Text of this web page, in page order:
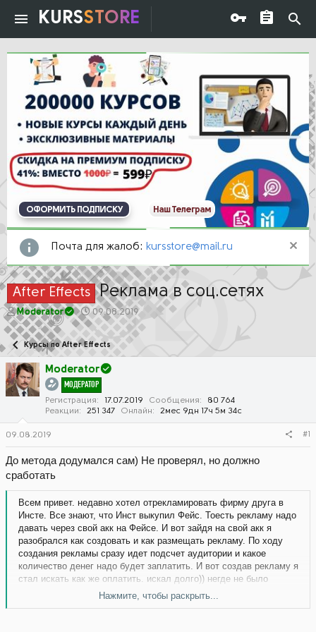
KURSSTORE
ОФОРМИТЬ ПОДПИСКУ Наш Телеграм
Почта для жалоб: kursstore@mail.ru
After Effects Реклама в соц.сетях
А
в
т
о
р
т
е
Moderator
Д
а
а
а
ч
а
л
а
09.08.2019
Курсы по After Effects
Moderator
МОДЕРАТОР
Регистрация 17.07.2019 Сообщения
80 764
Реакции
251 347 Онлайн 2мес 9дн 17ч 5м 34с
09.08.2019 #1
До метода додумался сам) Не проверял, но должно
сработать
Всем привет. недавно хотел отрекламировать фирму друга в
Инсте. Все знают, что Инст выкупил Фейс. Тоесть рекламу надо
давать через свой акк на Фейсе. И вот зайдя на свой акк я
разобрался как создовать и как размещать рекламу. По ходу
создания рекламы сразу идет подсчет аудитории и какое
количество денег надо будет заплатить. И вот создав рекламу я
стал искать как же оплатить. искал долго)) негде не было
кнопки оплатить. Еще раз все прочитав и посмотрев я понял.
что счет аказывается выставляется потом, а чтоб его оплатить
Нажмите, чтобы раскрыть...